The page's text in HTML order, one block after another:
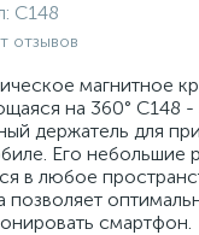
C148
отзывов
магнитное
на 360° C148 -
держатель для
Его небольшие
в любое
позволяет
смартфон.